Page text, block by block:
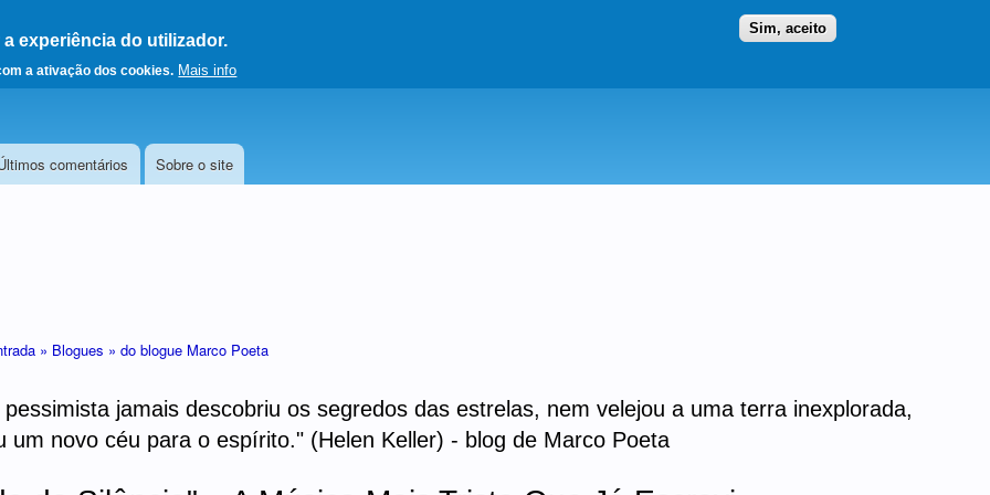
experiência do utilizador.
a ativação dos cookies. Mais info
Sim, aceito
Ir para o conteúdo
página principal
comentários Sobre o site
» Blogues » do blogue Marco Poeta
jamais descobriu os segredos das estrelas, nem velejou a uma terra inexplorada,
um novo céu para o espírito." (Helen Keller) - blog de Marco Poeta